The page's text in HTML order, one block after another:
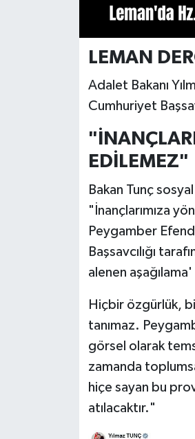
LEMAN
Adalet Bakanı
Cumhuriyet
EDİLEMEZ"
Bakan Tunç
"İnançlarımıza
Peygamber
Başsavcılığı
alenen
Hiçbir özgürlük,
tanımaz.
görsel olarak
zamanda
hiçe sayan bu
atılacaktır."